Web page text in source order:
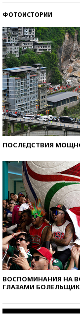
ФОТОИСТОРИИ
ПОСЛЕДСТВИЯ
ВОСПОМИНАНИЯ НА
ГЛАЗАМИ